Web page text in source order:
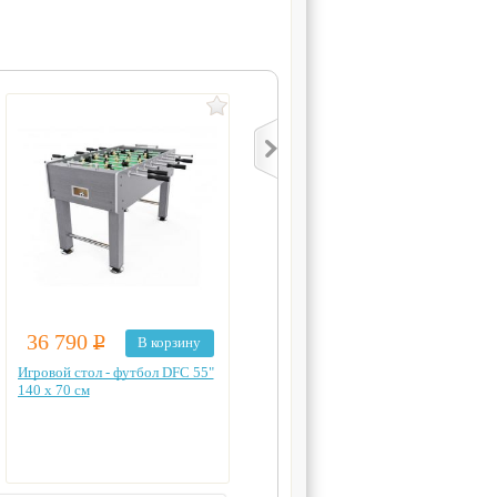
36 790 Р
В корзину
Игровой стол - футбол DFC 55"
140 x 70 см